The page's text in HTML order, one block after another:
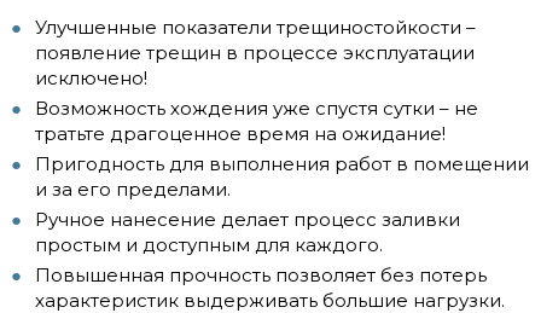
Улучшенные показатели трещиностойкости –
появление трещин в процессе эксплуатации
исключено!
Возможность хождения уже спустя сутки – не
тратьте драгоценное время на ожидание!
Пригодность для выполнения работ в помещении
и за его пределами.
Ручное нанесение делает процесс заливки
простым и доступным для каждого.
Повышенная прочность позволяет без потерь
характеристик выдерживать большие нагрузки.